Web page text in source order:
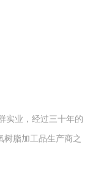
实业，经过三十年的
树脂加工品生产商之